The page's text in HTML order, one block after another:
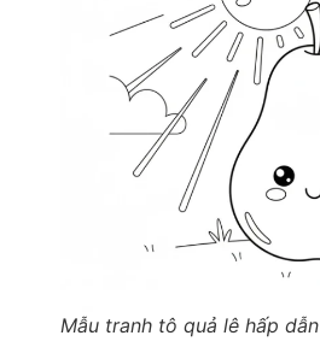
Mẫu tranh tô quả lê hấp dẫn